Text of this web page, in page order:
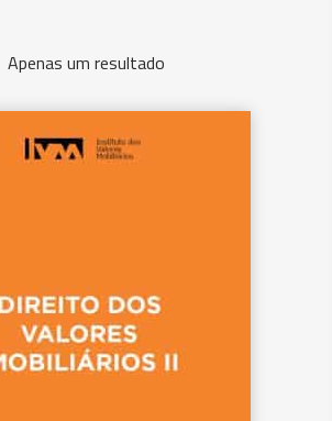
Apenas um resultado